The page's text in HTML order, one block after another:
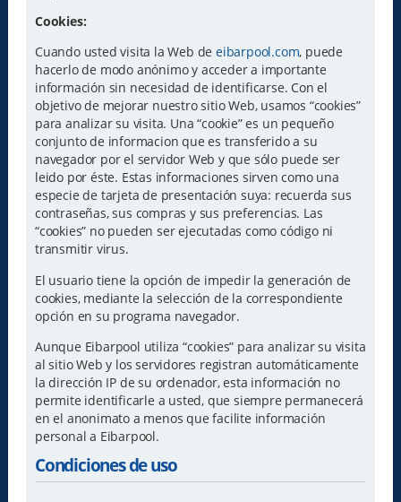
Cookies:
Cuando usted visita la Web de eibarpool.com, puede
hacerlo de modo anónimo y acceder a importante
información sin necesidad de identificarse. Con el
objetivo de mejorar nuestro sitio Web, usamos “cookies”
para analizar su visita. Una “cookie” es un pequeño
conjunto de informacion que es transferido a su
navegador por el servidor Web y que sólo puede ser
leido por éste. Estas informaciones sirven como una
especie de tarjeta de presentación suya: recuerda sus
contraseñas, sus compras y sus preferencias. Las
“cookies” no pueden ser ejecutadas como código ni
transmitir virus.
El usuario tiene la opción de impedir la generación de
cookies, mediante la selección de la correspondiente
opción en su programa navegador.
Aunque Eibarpool utiliza “cookies” para analizar su visita
al sitio Web y los servidores registran automáticamente
la dirección IP de su ordenador, esta información no
permite identificarle a usted, que siempre permanecerá
en el anonimato a menos que facilite información
personal a Eibarpool.
Condiciones de uso